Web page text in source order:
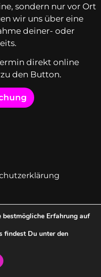
sondern nur vor Ort
wir uns über eine
deiner- oder
direkt online
den Button.
Erfahrung auf
findest Du unter den